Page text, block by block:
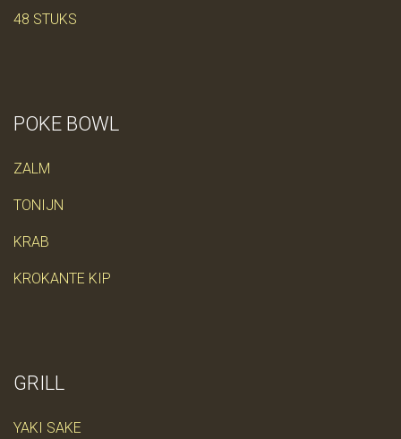
48 STUKS
POKE BOWL
ZALM
TONIJN
KRAB
KROKANTE KIP
GRILL
YAKI SAKE